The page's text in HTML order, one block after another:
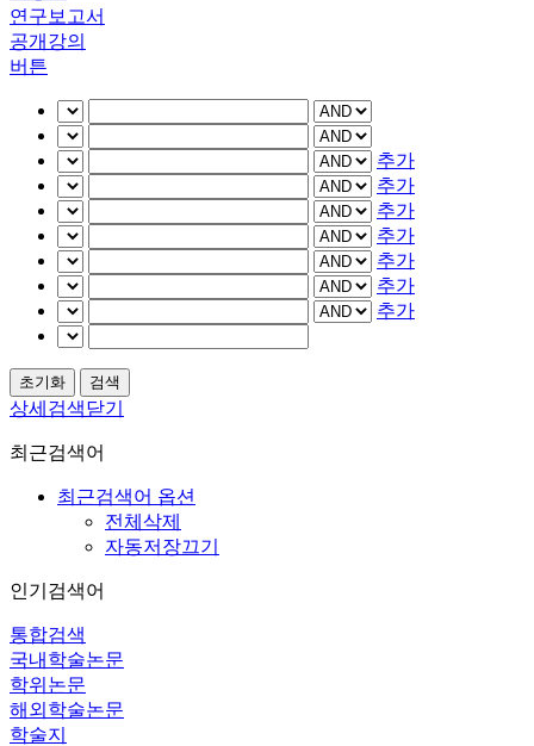
연구보고서
공개강의
버튼
추가
추가
추가
추가
추가
추가
추가
상세검색닫기
최근검색어
최근검색어 옵션
전체삭제
자동저장끄기
인기검색어
통합검색
국내학술논문
학위논문
해외학술논문
학술지